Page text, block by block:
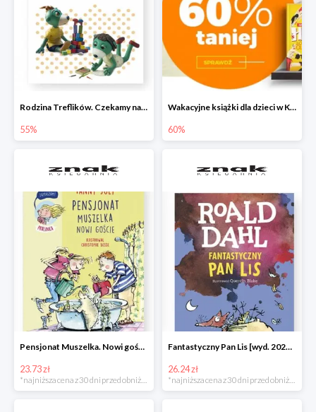
Rodzina Treflików. Czekamy na mamę
55%
Wakacyjne książki dla dzieci w Księgarni Znak do -60%
60%
Pensjonat Muszelka. Nowi goście Fanny Joly -32%
23.73 zł
*najniższa cena z 30 dni przed obniżką
Fantastyczny Pan Lis [wyd. 2020] Roald Dahl -25%
26.24 zł
*najniższa cena z 30 dni przed obniżką